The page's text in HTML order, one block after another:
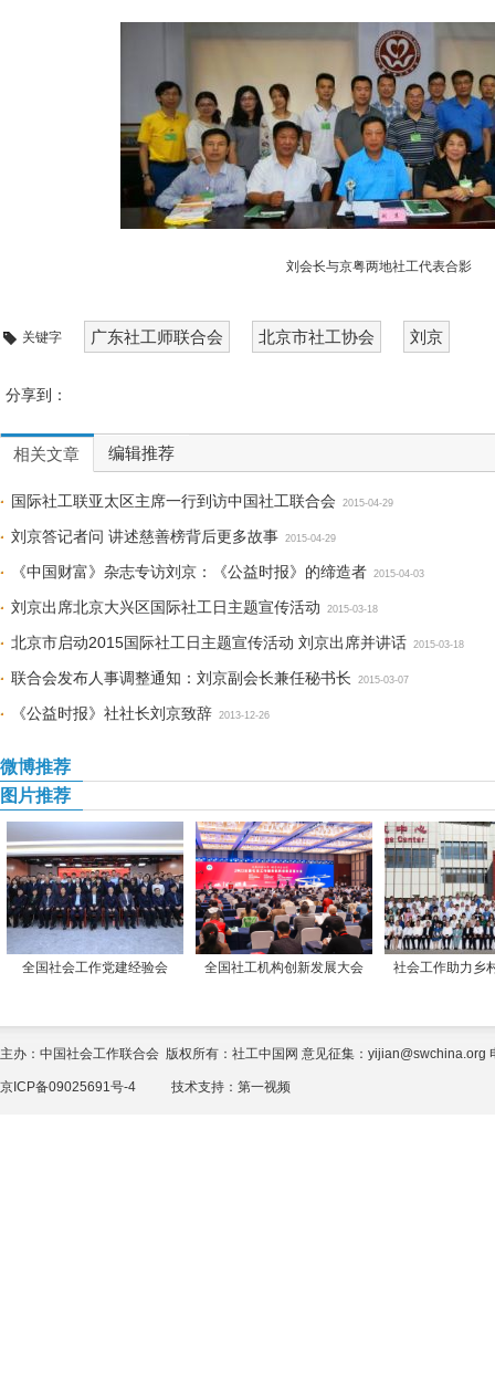
刘会长与京粤两地社工代表合影
关键字 广东社工师联合会 北京市社工协会 刘京
分享到：
相关文章 编辑推荐
国际社工联亚太区主席一行到访中国社工联合会 2015-04-29
刘京答记者问 讲述慈善榜背后更多故事 2015-04-29
《中国财富》杂志专访刘京：《公益时报》的缔造者 2015-04-03
刘京出席北京大兴区国际社工日主题宣传活动 2015-03-18
北京市启动2015国际社工日主题宣传活动 刘京出席并讲话 2015-03-18
联合会发布人事调整通知：刘京副会长兼任秘书长 2015-03-07
《公益时报》社社长刘京致辞 2013-12-26
微博推荐
图片推荐
全国社会工作党建经验会 全国社工机构创新发展大会 社会工作助力乡
主办：中国社会工作联合会 版权所有：社工中国网 意见征集：yijian@swchina.org
京ICP备09025691号-4 技术支持： 第一视频